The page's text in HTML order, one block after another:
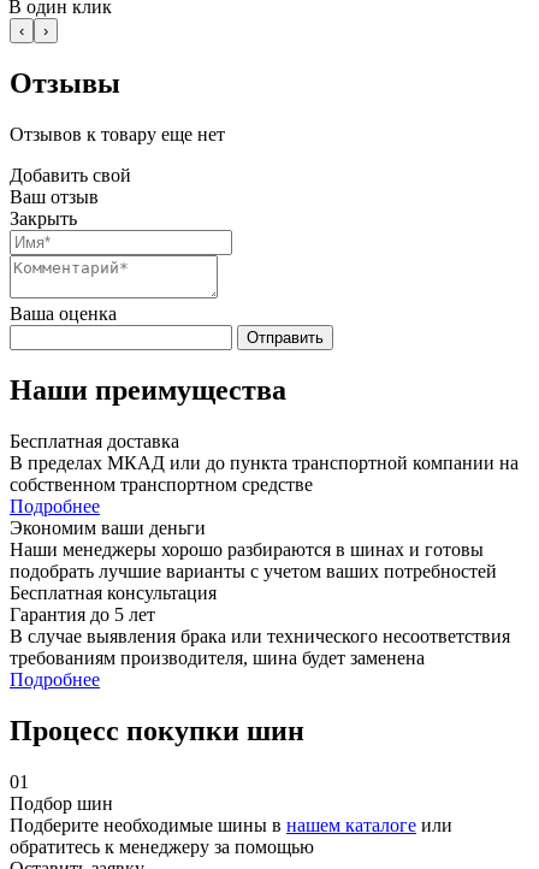
В один клик
‹ ›
Отзывы
Отзывов к товару еще нет
Добавить свой
Ваш отзыв
Закрыть
Ваша оценка
Отправить
Наши преимущества
Бесплатная доставка
В пределах МКАД или до пункта транспортной компании на
собственном транспортном средстве
Подробнее
Экономим ваши деньги
Наши менеджеры хорошо разбираются в шинах и готовы
подобрать лучшие варианты с учетом ваших потребностей
Бесплатная консультация
Гарантия до 5 лет
В случае выявления брака или технического несоответствия
требованиям производителя, шина будет заменена
Подробнее
Процесс покупки шин
01
Подбор шин
Подберите необходимые шины в нашем каталоге или
обратитесь к менеджеру за помощью